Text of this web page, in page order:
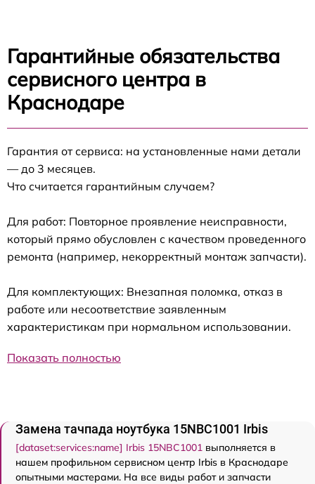
Гарантийные обязательства
сервисного центра в
Краснодаре
Гарантия от сервиса: на установленные нами детали
— до 3 месяцев.
Что считается гарантийным случаем?
Для работ: Повторное проявление неисправности,
который прямо обусловлен с качеством проведенного
ремонта (например, некорректный монтаж запчасти).
Для комплектующих: Внезапная поломка, отказ в
работе или несоответствие заявленным
характеристикам при нормальном использовании.
Показать полностью
Замена тачпада ноутбука 15NBC1001 Irbis
[dataset:services:name] Irbis 15NBC1001 выполняется в
нашем профильном сервисном центр Irbis в Краснодаре
опытными мастерами. На все виды работ и запчасти